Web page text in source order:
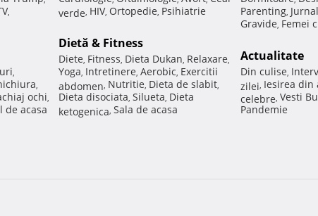
,
,
,
ochi,
de acasa
verde, HIV, Ortopedie, Psihiatrie
Dietă & Fitness
Diete, Fitness, Dieta Dukan, Relaxare,
Yoga, Intretinere, Aerobic, Exercitii
abdomen, Nutritie, Dieta de slabit,
Dieta disociata, Silueta, Dieta
ketogenica, Sala de acasa
Parenting,
Gravide, Femei
Actualitate
Din culise,
zilei, Iesirea din
celebre, Vesti
Pandemie